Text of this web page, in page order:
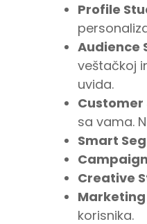
Profile
Audience
veštačkoj
uvida.
Customer
sa vama.
Smart
Creative
korisnika.